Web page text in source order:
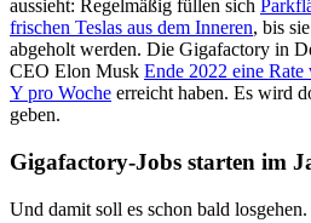
aussieht: Regelmäßig füllen sich
frischen Teslas aus dem Inneren, bis
abgeholt werden. Die Gigafactory in
CEO Elon Musk Ende 2022 eine
Y pro Woche erreicht haben. Es wird
geben.
Gigafactory-Jobs starten im
Und damit soll es schon bald